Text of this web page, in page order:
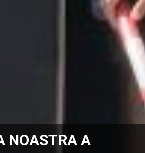
NOASTRA A